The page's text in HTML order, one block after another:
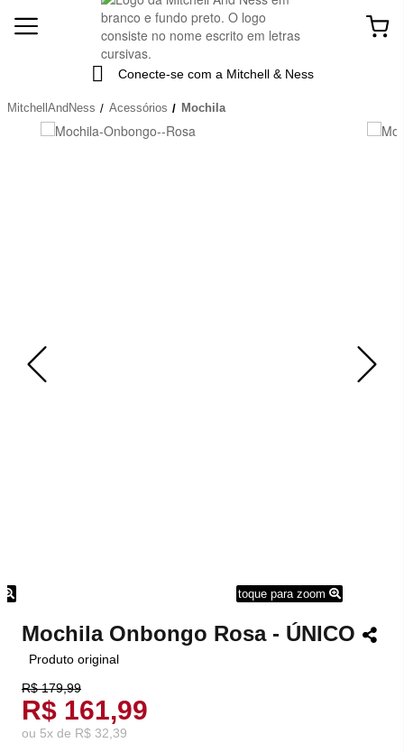
Conecte-se com a Mitchell & Ness
MitchellAndNess Acessórios Mochila
toque para zoom
Mochila Onbongo Rosa - ÚNICO
Produto original
R$ 179,99
R$ 161,99
ou 5x de R$ 32,39